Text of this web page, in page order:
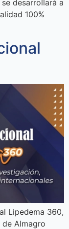
desarrollará a
100%
Lipedema 360,
Almagro